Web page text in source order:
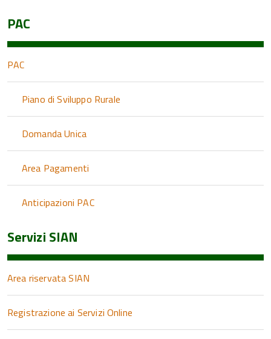
PAC
PAC
Piano di Sviluppo Rurale
Domanda Unica
Area Pagamenti
Anticipazioni PAC
Servizi SIAN
Area riservata SIAN
Registrazione ai Servizi Online